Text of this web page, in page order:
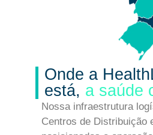
Onde a
está, a saúde
Nossa infraestrutura
Centros de Distribuição